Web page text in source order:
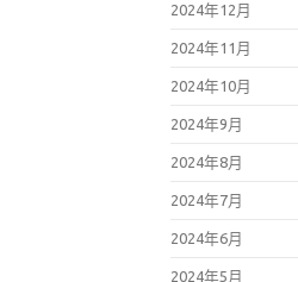
2024年12月
2024年11月
2024年10月
2024年9月
2024年8月
2024年7月
2024年6月
2024年5月